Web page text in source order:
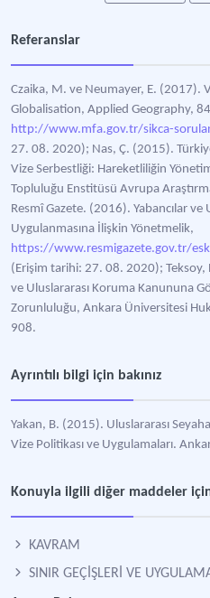
Referanslar
Czaika, M. ve Neumayer, E. (2017).
Globalisation, Applied Geography,
http://www.mfa.gov.tr/sikca-
27. 08. 2020); Nas, Ç. (2015).
Vize Serbestliği: Hareketliliğin
Topluluğu Enstitüsü Avrupa
Resmî Gazete. (2016). Yabancılar
Uygulanmasına İlişkin Yönetmelik,
https://www.resmigazete.gov.tr/
(Erişim tarihi: 27. 08. 2020); Teksoy,
ve Uluslararası Koruma Kanununa
Zorunluluğu, Ankara Üniversitesi
908.
Ayrıntılı bilgi için bakınız
Yakan, B. (2015). Uluslararası
Vize Politikası ve Uygulamaları.
Konuyla ilgili diğer maddeler
KAVRAM
SINIR GEÇİŞLERİ VE